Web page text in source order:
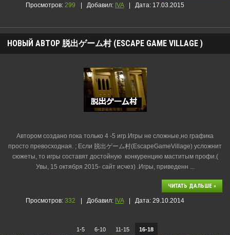
Просмотров: 299 Добавил: IVA Дата: 17.03.2015
НОВЫЙ АВТОР 脱出ゲーム村 (ESCAPE GAME VILLAGE )
Автором создано пока только 4 -5 игр.Игры не сложные,но графика
просто превосходная. ; Если 脱出ゲーム村(EscapeGameVillage) усложнит
сюжеты, то игры составят достойную конкуренцию маститым профи.(
Увы, 15 октября 2015- сайт исчез) .Игры, приведенн
ЧИТАТЬ ДАЛЬШЕ »
Просмотров: 332 | Добавил: IVA | Дата: 29.10.2014
1-5 6-10 11-15 16-18